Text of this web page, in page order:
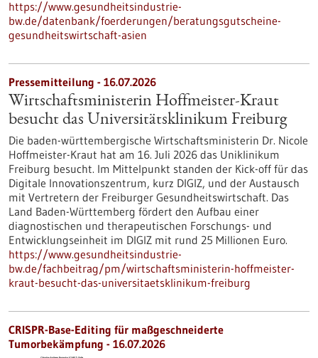
https://www.gesundheitsindustrie-
bw.de/datenbank/foerderungen/beratungsgutscheine-
gesundheitswirtschaft-asien
Pressemitteilung - 16.07.2026
Wirtschaftsministerin Hoffmeister-Kraut
besucht das Universitätsklinikum Freiburg
Die baden-württembergische Wirtschaftsministerin Dr. Nicole
Hoffmeister-Kraut hat am 16. Juli 2026 das Uniklinikum
Freiburg besucht. Im Mittelpunkt standen der Kick-off für das
Digitale Innovationszentrum, kurz DIGIZ, und der Austausch
mit Vertretern der Freiburger Gesundheitswirtschaft. Das
Land Baden-Württemberg fördert den Aufbau einer
diagnostischen und therapeutischen Forschungs- und
Entwicklungseinheit im DIGIZ mit rund 25 Millionen Euro.
https://www.gesundheitsindustrie-
bw.de/fachbeitrag/pm/wirtschaftsministerin-hoffmeister-
kraut-besucht-das-universitaetsklinikum-freiburg
CRISPR-Base-Editing für maßgeschneiderte
Tumorbekämpfung - 16.07.2026